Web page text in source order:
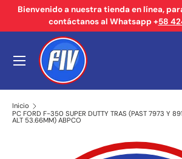
Ir al contenido
Bienvenido a nuestra tienda en línea,
contáctanos al Whatsapp +58
Buscar
Tipo de producto
Menú
Inicio
PC FORD F-350 SUPER DUTTY TRAS (PAST 7973 Y
ALT 53.66MM) ABPCO